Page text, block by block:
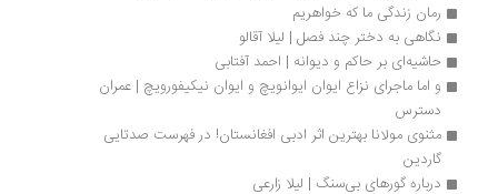
رمان زندگی ما که خواهریم
نگاهی به دختر چند فصل | لیلا آقالو
حاشیه‌ای بر حاکم و دیوانه | احمد آفتابی
و اما ماجرای نزاع ایوان ایوانویچ و ایوان نیکیفورویچ | عمران
دسترس
مثنوی مولانا بهترین اثر ادبی افغانستان! در فهرست صدتایی
درباره گورهای بی‌سنگ | لیلا زارعی